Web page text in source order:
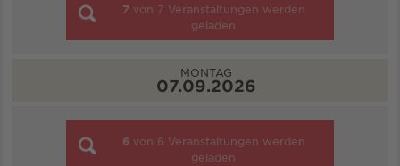
7 von 7 Veranstaltungen werden
geladen
MONTAG
07.09.2026
6 von 6 Veranstaltungen werden
geladen